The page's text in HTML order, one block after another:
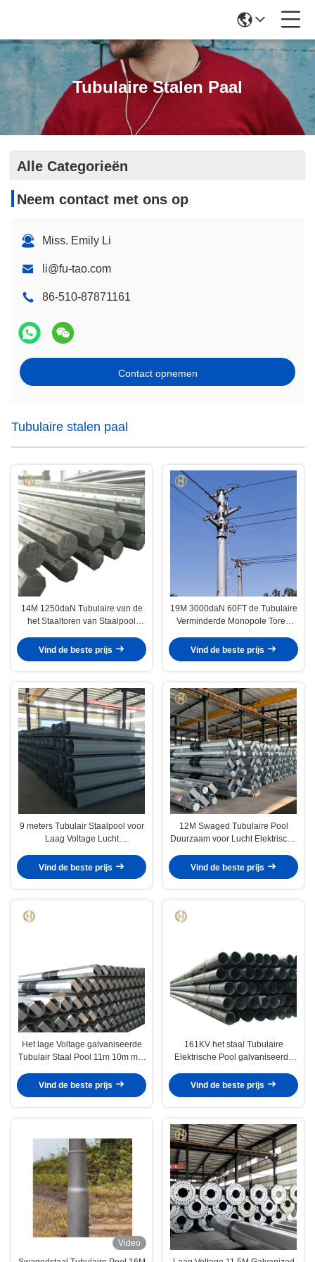
Tubulaire Stalen Paal
Alle Categorieën
Neem contact met ons op
Miss. Emily Li
li@fu-tao.com
86-510-87871161
Contact opnemen
Tubulaire stalen paal
14M 1250daN Tubulaire van de
het Staaltoren van Staalpool
Onderdompelings
Gegalvaniseerde Oppervlakte
Vind de beste prijs
19M 3000daN 60FT de Tubulaire
Verminderde Monopole Toren
Transmissielijn
Vind de beste prijs
9 meters Tubulair Staalpool voor
Laag Voltage Lucht
Vind de beste prijs
12M Swaged Tubulaire Pool
Duurzaam voor Lucht Elektrische
Vind de beste prijs
Het lage Voltage galvaniseerde
Tubulair Staal Pool 11m 10m met
Vind de beste prijs
161KV het staal Tubulaire
Elektrische Pool galvaniseerde
Machtstransmissie
Vind de beste prijs
Video